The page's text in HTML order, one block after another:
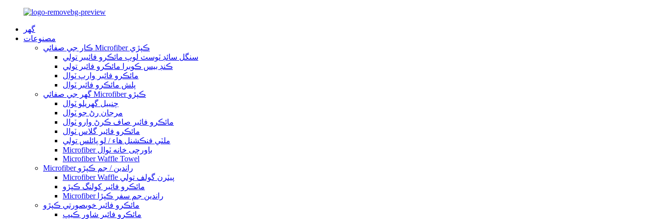
گهر
مصنوعات
ڪار جي صفائي Microfiber ڪپڙي
سنگل سائڊ ٽوسٽ لوپ مائڪرو فائيبر تولي
ڪنڊ بيس ڪوبرا مائڪرو فائبر تولي
مائڪرو فائبر وارپ ٽوال
پلش مائڪرو فائبر ٽوال
گھر جي صفائي Microfiber ڪپڙو
چنييل گهريلو ٽوال
مرجان رڻ جو ٽوال
مائڪرو فائبر صاف ڪرڻ وارو ٽوال
مائڪرو فائبر گلاس ٽوال
ملٽي فنڪشنل هاء / لو پائلس تولي
Microfiber باورچی خانه ٽوال
Microfiber Waffle Towel
Microfiber راندين / جم ڪپڙو
Microfiber Waffle پيٽرن گولف تولي
مائڪرو فائبر کولنگ ڪپڙو
Microfiber راندين جم سفر ڪپڙا
مائڪرو فائبر خوبصورتي ڪپڙو
مائڪرو فائبر شاور ڪيپ